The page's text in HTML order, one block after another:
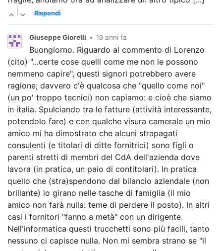
Rispondi
Giuseppe Giorelli • 18 anni fa
Buongiorno. Riguardo al commento di Lorenzo
(cito) "...certe cose quelli come me non le possono
nemmeno capire", questi signori potrebbero avere
ragione; davvero c'è qualcosa che "quello come noi"
(un po' troppo tecnici) non capiamo: e cioè che siamo
in italia. Spulciando tra le fatture (attività interessante,
potendolo fare) e con qualche visura camerale un mio
amico mi ha dimostrato che alcuni strapagati
consulenti (e titolari di ditte fornitrici) sono figli o
parenti stretti di membri del CdA dell'azienda dove
lavora (in pratica, un paio di contitolari). In pratica
quello che (stra)spendono dal bilancio aziendale (non
brillante) lo girano nelle tasche di famiglia (il mio
amico non farà nulla: teme di perdere il posto). In altri
casi i fornitori "fanno a metà" con un dirigente.
Nell'informatica questi trucchetti sono più facili, tanto
nessuno ci capisce nulla. Non mi sembra strano se "il